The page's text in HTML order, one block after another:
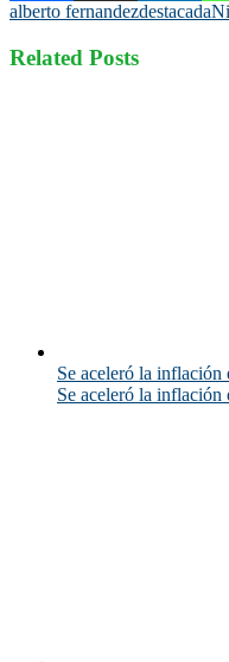
alberto fernandezdestacada
Related Posts
Se aceleró la
Se aceleró la